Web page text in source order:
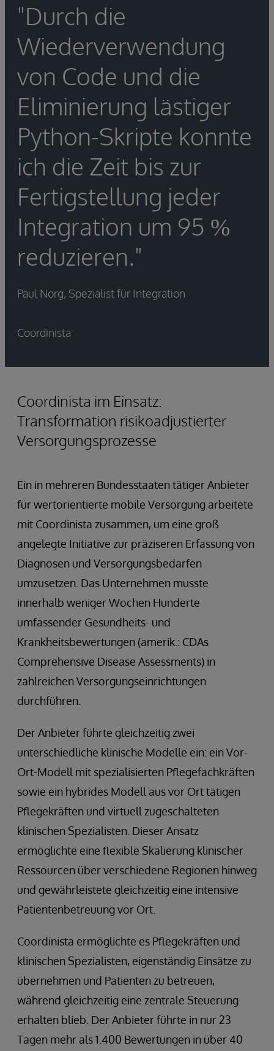
"Durch die
Wiederverwendung
von Code und die
Eliminierung lästiger
Python-Skripte konnte
ich die Zeit bis zur
Fertigstellung jeder
Integration um 95 %
reduzieren."
Paul Norg, Spezialist für Integration
Coordinista
Coordinista im Einsatz:
Transformation risikoadjustierter
Versorgungsprozesse
Ein in mehreren Bundesstaaten tätiger Anbieter
für wertorientierte mobile Versorgung arbeitete
mit Coordinista zusammen, um eine groß
angelegte Initiative zur präziseren Erfassung von
Diagnosen und Versorgungsbedarfen
umzusetzen. Das Unternehmen musste
innerhalb weniger Wochen Hunderte
umfassender Gesundheits- und
Krankheitsbewertungen (amerik.: CDAs
Comprehensive Disease Assessments) in
zahlreichen Versorgungseinrichtungen
durchführen.
Der Anbieter führte gleichzeitig zwei
unterschiedliche klinische Modelle ein: ein Vor-
Ort-Modell mit spezialisierten Pflegefachkräften
sowie ein hybrides Modell aus vor Ort tätigen
Pflegekräften und virtuell zugeschalteten
klinischen Spezialisten. Dieser Ansatz
ermöglichte eine flexible Skalierung klinischer
Ressourcen über verschiedene Regionen hinweg
und gewährleistete gleichzeitig eine intensive
Patientenbetreuung vor Ort.
Coordinista ermöglichte es Pflegekräften und
klinischen Spezialisten, eigenständig Einsätze zu
übernehmen und Patienten zu betreuen,
während gleichzeitig eine zentrale Steuerung
erhalten blieb. Der Anbieter führte in nur 23
Tagen mehr als 1.400 Bewertungen in über 40